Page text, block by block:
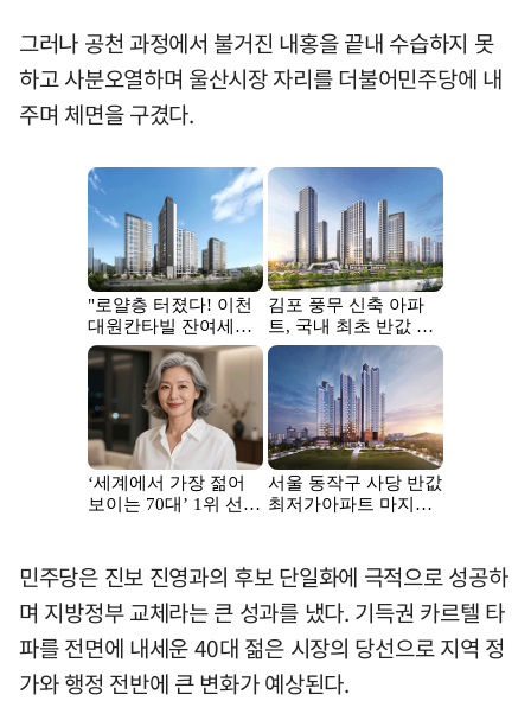
그러나 공천 과정에서 불거진 내홍을 끝내 수습하지 못
하고 사분오열하며 울산시장 자리를 더불어민주당에 내
주며 체면을 구겼다.
민주당은 진보 진영과의 후보 단일화에 극적으로 성공하
며 지방정부 교체라는 큰 성과를 냈다. 기득권 카르텔 타
파를 전면에 내세운 40대 젊은 시장의 당선으로 지역 정
가와 행정 전반에 큰 변화가 예상된다.